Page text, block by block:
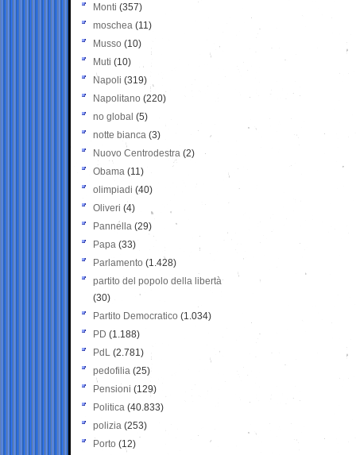
Monti (357)
moschea (11)
Musso (10)
Muti (10)
Napoli (319)
Napolitano (220)
no global (5)
notte bianca (3)
Nuovo Centrodestra (2)
Obama (11)
olimpiadi (40)
Oliveri (4)
Pannella (29)
Papa (33)
Parlamento (1.428)
partito del popolo della libertà
(30)
Partito Democratico (1.034)
PD (1.188)
PdL (2.781)
pedofilia (25)
Pensioni (129)
Politica (40.833)
polizia (253)
Porto (12)